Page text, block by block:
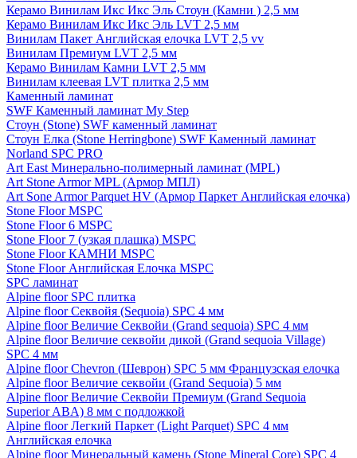
Керамо Винилам Икс Икс Эль Стоун (Камни ) 2,5 мм
Керамо Винилам Икс Икс Эль LVT 2,5 мм
Винилам Пакет Английская елочка LVT 2,5 vv
Винилам Премиум LVT 2,5 мм
Керамо Винилам Камни LVT 2,5 мм
Винилам клеевая LVT плитка 2,5 мм
Каменный ламинат
SWF Каменный ламинат My Step
Стоун (Stone) SWF каменный ламинат
Стоун Елка (Stone Herringbone) SWF Каменный ламинат
Norland SPC PRO
Art East Минерально-полимерный ламинат (MPL)
Art Stone Armor MPL (Армор МПЛ)
Art Sone Armor Parquet HV (Армор Паркет Английская елочка)
Stone Floor MSPC
Stone Floor 6 MSPC
Stone Floor 7 (узкая плашка) MSPC
Stone Floor КАМНИ MSPC
Stone Floor Английская Елочка MSPC
SPC ламинат
Alpine floor SPC плитка
Alpine floor Секвойя (Sequoia) SPC 4 мм
Alpine floor Величие Секвойи (Grand sequoia) SPC 4 мм
Alpine floor Величие секвойи дикой (Grand sequoia Village)
SPC 4 мм
Alpine floor Chevron (Шеврон) SPC 5 мм Французская елочка
Alpine floor Величие секвойи (Grand Sequoia) 5 мм
Alpine floor Величие Секвойи Премиум (Grand Sequoia
Superior ABA) 8 мм с подложкой
Alpine floor Легкий Паркет (Light Parquet) SPC 4 мм
Английская елочка
Alpine floor Минеральный камень (Stone Mineral Core) SPC 4